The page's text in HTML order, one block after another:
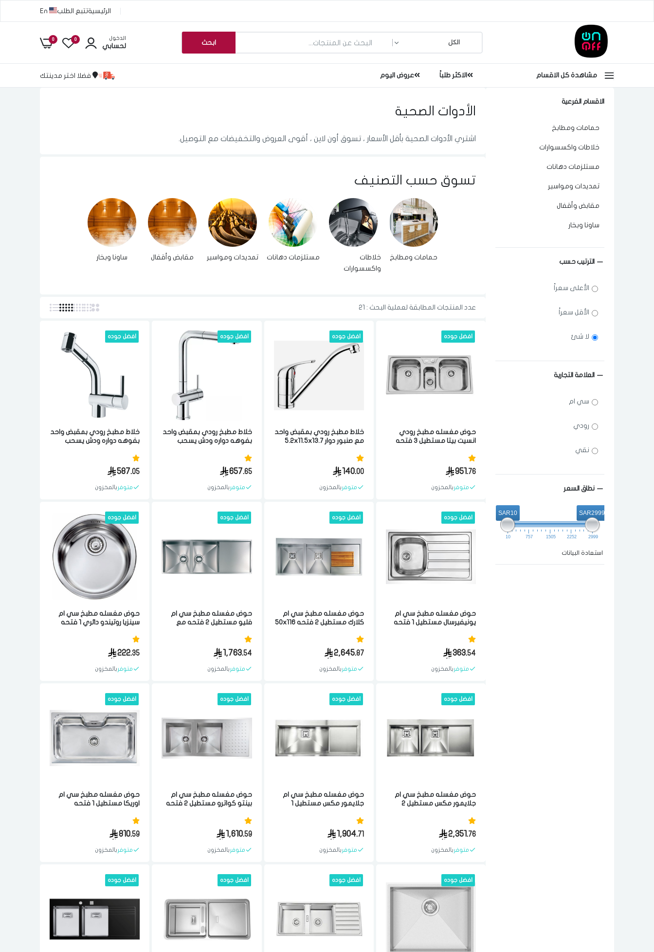
الرئيسيةتتبع الطلب En
ابحث
الدخول
لحسابي
0
0
مشاهدة كل الاقسام الاكثر طلباً عروض اليوم فضلا اختر مدينتك
الاقسام الفرعية
حمامات ومطابخ
خلاطات واكسسوارات
مستلزمات دهانات
تمديدات ومواسير
مقابض وأقفال
ساونا وبخار
الترتيب حسب
الأعلى سعراً
الأقل سعراً
لا شئ
العلامة التجارية
سي ام
رودي
نقي
نطاق السعر
SAR10 SAR2999
10 757 1505 2252 2999
استعادة البيانات
الأدوات الصحية
اشتري الأدوات الصحية بأقل الأسعار ، تسوق أون لاين ، أقوى العروض والتخفيضات مع التوصيل.
تسوق حسب التصنيف
حمامات ومطابخ
خلاطات
واكسسوارات
مستلزمات دهانات تمديدات ومواسير مقابض وأقفال ساونا وبخار
عدد المنتجات المطابقة لعملية البحث : 21
افضل جوده
حوض مغسله مطبخ رودي
انسيت بيتا مستطيل 3 فتحه
مواد عاليه الجوده ستيل
برتغالي
951.76
متوفر بالمخزون
افضل جوده
خلاط مطبخ رودي بمقبض واحد
مع صنبور دوار 5.2x11.5x13.7
الجوده ستيل برتغالي
140.00
متوفر بالمخزون
افضل جوده
خلاط مطبخ رودي بمقبض واحد
بفوهه دواره ودش يسحب
من مواد عاليه الجوده ستيل
برتغالي
657.65
متوفر بالمخزون
افضل جوده
خلاط مطبخ رودي بمقبض واحد
بفوهه دواره ودش يسحب
مصنوع من مواد عاليه الجوده
ستيل برتغالي
587.05
متوفر بالمخزون
افضل جوده
حوض مغسله مطبخ سي ام
يونيفيرسال مستطيل 1 فتحه
عاليه الجوده ستيل ايطالي
363.54
متوفر بالمخزون
افضل جوده
حوض مغسله مطبخ سي ام
كلارك مستطيل 2 فتحه 50x116
الجوده ستيل ايطالي
2,645.87
متوفر بالمخزون
افضل جوده
حوض مغسله مطبخ سي ام
فليو مستطيل 2 فتحه مع
من مواد عاليه الجوده ستيل
ايطالي
1,763.54
متوفر بالمخزون
افضل جوده
حوض مغسله مطبخ سي ام
سينزيا روتيندو دائري 1 فتحه
مواد عاليه الجوده ستيل ايطالي
222.35
متوفر بالمخزون
افضل جوده
حوض مغسله مطبخ سي ام
جلايمور مكس مستطيل 2
مواد عاليه الجوده ستيل ايطالي
2,351.76
متوفر بالمخزون
افضل جوده
حوض مغسله مطبخ سي ام
جلايمور مكس مستطيل 1
مواد عاليه الجوده ستيل ايطالي
1,904.71
متوفر بالمخزون
افضل جوده
حوض مغسله مطبخ سي ام
بينتو كواترو مستطيل 2 فتحه
مواد عاليه الجوده ستيل ايطالي
1,610.59
متوفر بالمخزون
افضل جوده
حوض مغسله مطبخ سي ام
اوريكا مستطيل 1 فتحه
مواد عاليه الجوده ستيل ايطالي
810.59
متوفر بالمخزون
افضل جوده افضل جوده افضل جوده افضل جوده
الدخول تسجيل
لقد قرأت ووافقت على
اختر المدينة
مسح البيانات
ما الذي تبحث عنه؟